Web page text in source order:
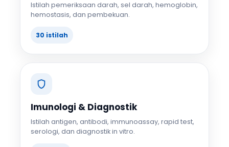
Istilah pemeriksaan darah, sel darah, hemoglobin,
hemostasis, dan pembekuan.
30 istilah
Imunologi & Diagnostik
Istilah antigen, antibodi, immunoassay, rapid test,
serologi, dan diagnostik in vitro.